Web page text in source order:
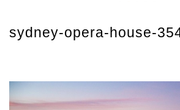
sydney-opera-house-